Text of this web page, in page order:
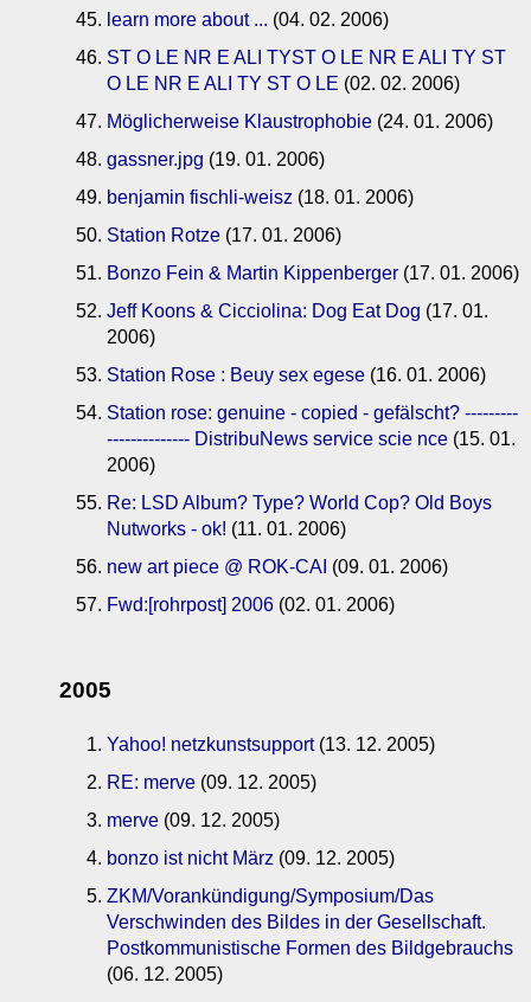
learn more about ... (04. 02. 2006)
ST O LE NR E ALI TYST O LE NR E ALI TY ST
O LE NR E ALI TY ST O LE (02. 02. 2006)
Möglicherweise Klaustrophobie (24. 01. 2006)
gassner.jpg (19. 01. 2006)
benjamin fischli-weisz (18. 01. 2006)
Station Rotze (17. 01. 2006)
Bonzo Fein & Martin Kippenberger (17. 01. 2006)
Jeff Koons & Cicciolina: Dog Eat Dog (17. 01.
2006)
Station Rose : Beuy sex egese (16. 01. 2006)
Station rose: genuine - copied - gefälscht? ---------
-------------- DistribuNews service scie nce (15. 01.
2006)
Re: LSD Album? Type? World Cop? Old Boys
Nutworks - ok! (11. 01. 2006)
new art piece @ ROK-CAI (09. 01. 2006)
Fwd:[rohrpost] 2006 (02. 01. 2006)
2005
Yahoo! netzkunstsupport(13. 12. 2005)
RE: merve (09. 12. 2005)
merve (09. 12. 2005)
bonzo ist nicht März (09. 12. 2005)
ZKM/Vorankündigung/Symposium/Das
Verschwinden des Bildes in der Gesellschaft.
Postkommunistische Formen des Bildgebrauchs
(06. 12. 2005)